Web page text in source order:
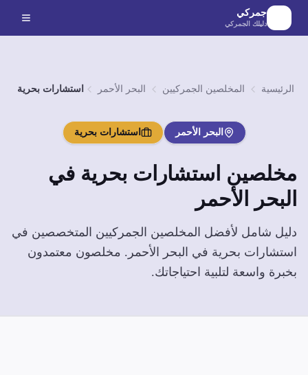
الانتقال إلى المحتوى الرئيسي
جمركي
دليلك الجمركي
الرئيسية المخلصين الجمركيين البحر الأحمر استشارات بحرية
البحر الأحمر استشارات بحرية
مخلصين استشارات بحرية في
البحر الأحمر
دليل شامل لأفضل المخلصين الجمركيين المتخصصين في
استشارات بحرية في البحر الأحمر . مخلصون معتمدون
بخبرة واسعة لتلبية احتياجاتك.